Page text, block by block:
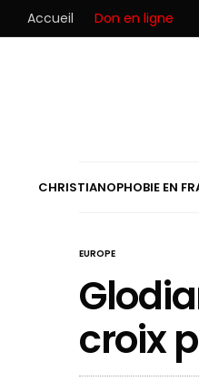
Accueil Don en ligne
CHRISTIANOPHOBIE EN
EUROPE
croix